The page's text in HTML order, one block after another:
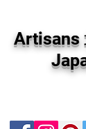
版画・切り絵な
ァインアートの
日本国内の抽象
のアーティスト
インテリアと
Artisans